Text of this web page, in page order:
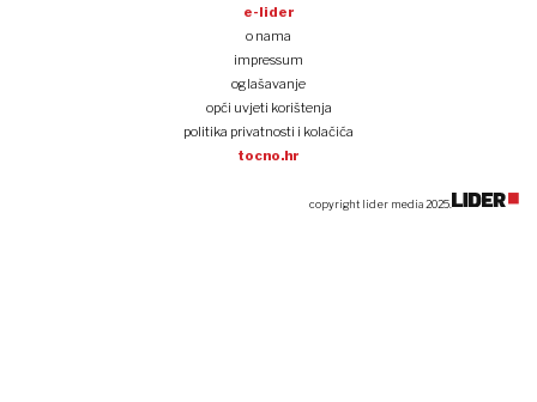
e-lider
o nama
impressum
oglašavanje
opći uvjeti korištenja
politika privatnosti i kolačića
tocno.hr
copyright lider media 2025.